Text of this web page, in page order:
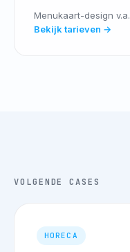
Menukaart-design v.a.
Bekijk tarieven →
VOLGENDE CASES
HORECA